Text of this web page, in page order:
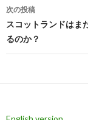
ビ
ゲ
ー
次の投稿
スコットランドはま
るのか？